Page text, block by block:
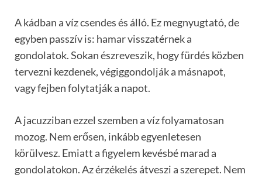
A kádban a víz csendes és álló. Ez megnyugtató, de
egyben passzív is: hamar visszatérnek a
gondolatok. Sokan észreveszik, hogy fürdés közben
tervezni kezdenek, végiggondolják a másnapot,
vagy fejben folytatják a napot.
A jacuzziban ezzel szemben a víz folyamatosan
mozog. Nem erősen, inkább egyenletesen
körülvesz. Emiatt a figyelem kevésbé marad a
gondolatokon. Az érzékelés átveszi a szerepet. Nem